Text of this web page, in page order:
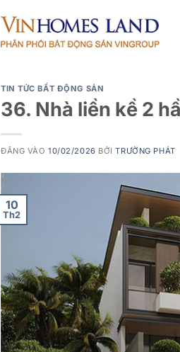
TIN TỨC BẤT ĐỘNG SẢN
36. Nhà liền kề 2
ĐĂNG VÀO10/02/2026 BỞITRƯỜNG PHÁT
10
Th2